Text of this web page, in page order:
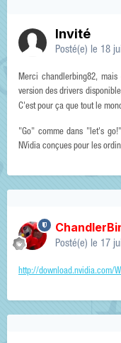
Invité
Posté(e) le 18
Merci chandlerbing82,
version des drivers
C'est pour ça que tout le
"Go" comme dans "let's
NVidia conçues pour les
Posté(e) le 17
http://download.nvidia.com/